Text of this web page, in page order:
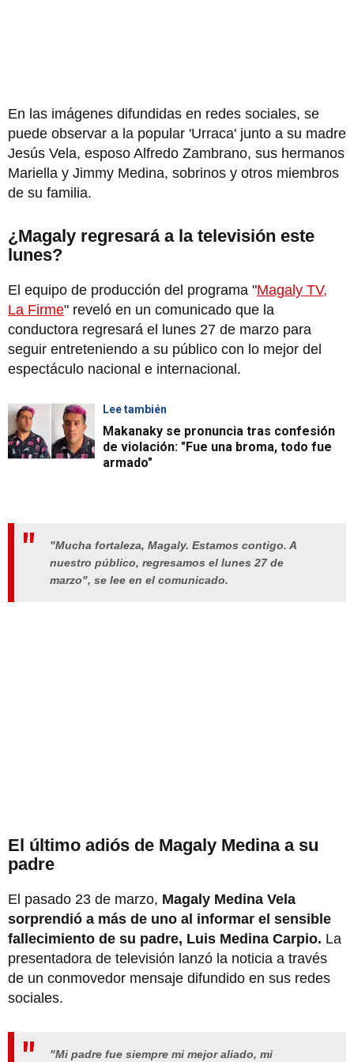
En las imágenes difundidas en redes sociales, se
puede observar a la popular 'Urraca' junto a su madre
Jesús Vela, esposo Alfredo Zambrano, sus hermanos
Mariella y Jimmy Medina, sobrinos y otros miembros
de su familia.
¿Magaly regresará a la televisión este
lunes?
El equipo de producción del programa "Magaly TV,
La Firme" reveló en un comunicado que la
conductora regresará el lunes 27 de marzo para
seguir entreteniendo a su público con lo mejor del
espectáculo nacional e internacional.
Lee también
Makanaky se pronuncia tras confesión
de violación: "Fue una broma, todo fue
armado"
"Mucha fortaleza, Magaly. Estamos contigo. A
nuestro público, regresamos el lunes 27 de
marzo", se lee en el comunicado.
El último adiós de Magaly Medina a su
padre
El pasado 23 de marzo, Magaly Medina Vela
sorprendió a más de uno al informar el sensible
fallecimiento de su padre, Luis Medina Carpio. La
presentadora de televisión lanzó la noticia a través
de un conmovedor mensaje difundido en sus redes
sociales.
"Mi padre fue siempre mi mejor aliado, mi